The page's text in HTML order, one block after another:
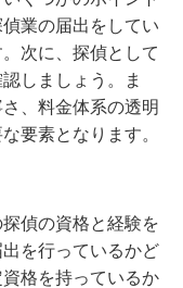
業の届出をしてい
次に、探偵として
しましょう。ま
、料金体系の透明
要素となります。
偵の資格と経験を
を行っているかど
格を持っているか